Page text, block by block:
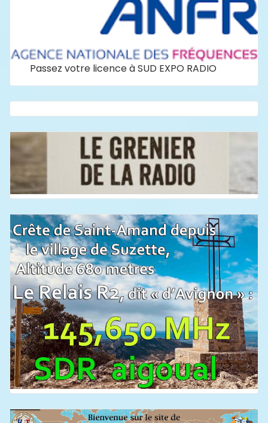
Passez votre licence à SUD EXPO RADIO